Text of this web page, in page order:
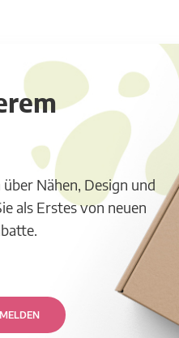
Nähen, Design und
als Erstes von neuen